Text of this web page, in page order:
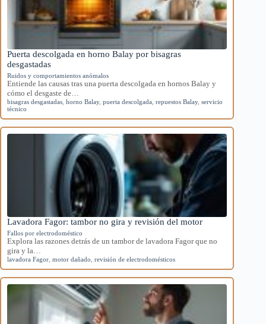
Puerta descolgada en horno Balay por bisagras
desgastadas
Ruidos y comportamientos anómalos
Entiende las causas tras una puerta descolgada en hornos Balay y
cómo el desgaste de…
bisagras desgastadas horno Balay, puerta descolgada repuestos Balay, servicio
técnico
Lavadora Fagor: tambor no gira y revisión del motor
Fallos por electrodoméstico
Explora las razones detrás de un tambor de lavadora Fagor que no
gira y la…
lavadora Fagor motor dañado revisión de electrodomésticos